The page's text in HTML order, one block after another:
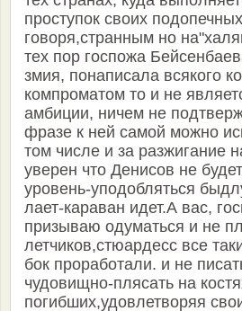
проступок своих
говоря,странным но
тех пор госпожа
змия, понаписала всякого
компроматом то и не
амбиции, ничем не
фразе к ней самой можно
том числе и за разжигание
уверен что Денисов не
уровень-уподобляться
лает-караван идет.А вас,
призываю одуматься и не
летчиков,стюардесс все
бок проработали. и не
чудовищно-плясать на
погибших,удовлетворяя